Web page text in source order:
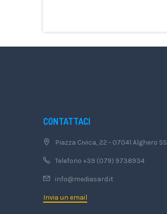
CONTATTACI
Piazza Civica, 22 - 07041 Alghero SS
Telefono +39 (079) 9738934
info@mediasard.it
Invia un email